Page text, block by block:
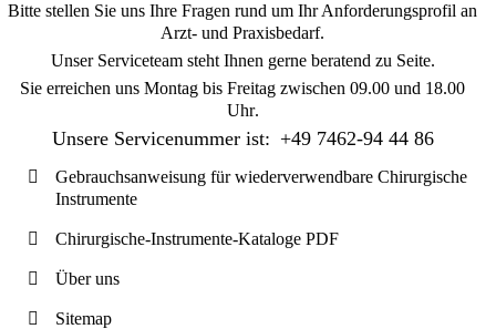
Bitte stellen Sie uns Ihre Fragen rund um Ihr Anforderungsprofil an
Arzt- und Praxisbedarf.
Unser Serviceteam steht Ihnen gerne beratend zu Seite.
Sie erreichen uns Montag bis Freitag zwischen 09.00 und 18.00
Uhr.
Unsere Servicenummer ist: +49 7462-94 44 86
Gebrauchsanweisung für wiederverwendbare Chirurgische
Instrumente
Chirurgische-Instrumente-Kataloge PDF
Über uns
Sitemap